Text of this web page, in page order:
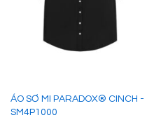
ÁO SƠ MI PARADOX® CINCH -
SM4P1000